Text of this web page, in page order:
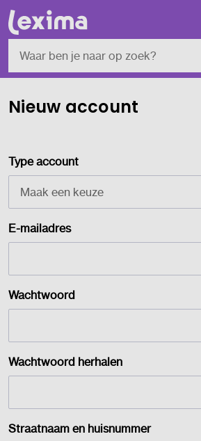
Nieuw account
E-mailadres
Wachtwoord
Wachtwoord herhalen
Type account
Straatnaam en huisnummer